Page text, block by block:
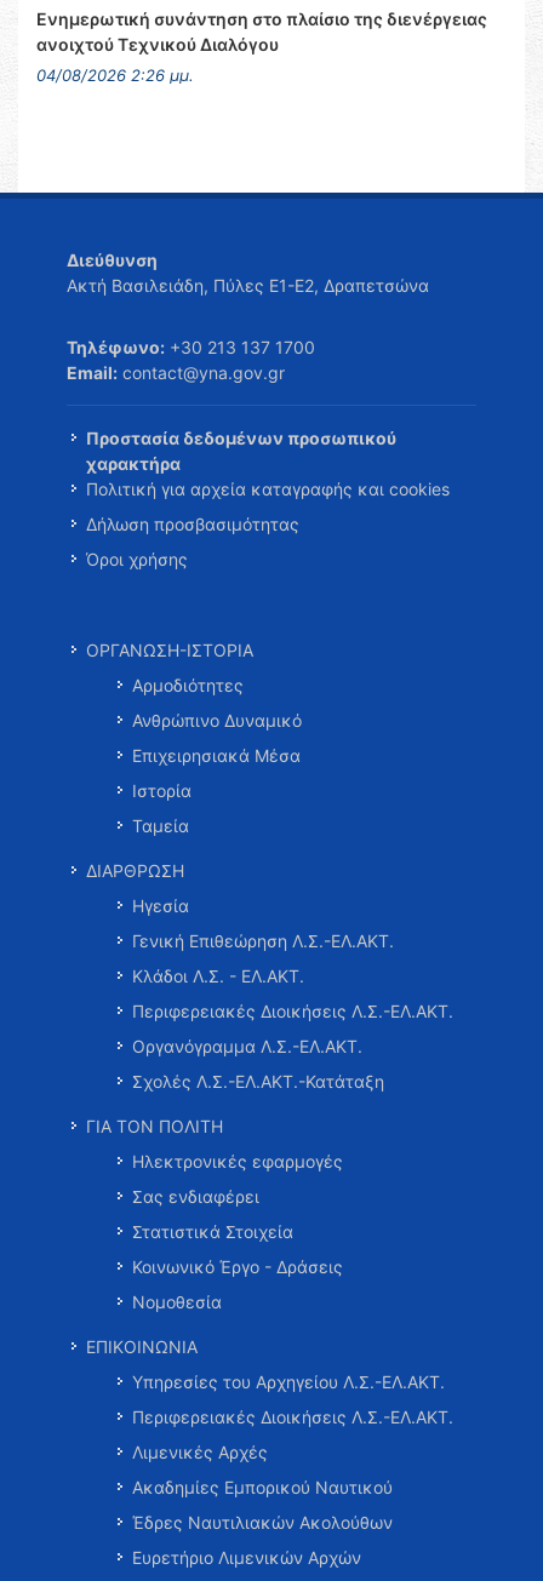
Ενημερωτική συνάντηση στο πλαίσιο της διενέργειας
ανοιχτού Τεχνικού Διαλόγου
04/08/2026 2:26 μμ.
Διεύθυνση
Ακτή Βασιλειάδη, Πύλες Ε1-Ε2, Δραπετσώνα
Τηλέφωνο: +30 213 137 1700
Email: contact@yna.gov.gr
Προστασία δεδομένων προσωπικού
χαρακτήρα
Πολιτική για αρχεία καταγραφής και cookies
Δήλωση προσβασιμότητας
Όροι χρήσης
ΟΡΓΑΝΩΣΗ-ΙΣΤΟΡΙΑ
Αρμοδιότητες
Ανθρώπινο Δυναμικό
Επιχειρησιακά Μέσα
Ιστορία
Ταμεία
ΔΙΑΡΘΡΩΣΗ
Ηγεσία
Γενική Επιθεώρηση Λ.Σ.-ΕΛ.ΑΚΤ.
Κλάδοι Λ.Σ. - ΕΛ.ΑΚΤ.
Περιφερειακές Διοικήσεις Λ.Σ.-ΕΛ.ΑΚΤ.
Οργανόγραμμα Λ.Σ.-ΕΛ.ΑΚΤ.
Σχολές Λ.Σ.-ΕΛ.ΑΚΤ.-Κατάταξη
ΓΙΑ ΤΟΝ ΠΟΛΙΤΗ
Ηλεκτρονικές εφαρμογές
Σας ενδιαφέρει
Στατιστικά Στοιχεία
Κοινωνικό Έργο - Δράσεις
Νομοθεσία
ΕΠΙΚΟΙΝΩΝΙΑ
Υπηρεσίες του Αρχηγείου Λ.Σ.-ΕΛ.ΑΚΤ.
Περιφερειακές Διοικήσεις Λ.Σ.-ΕΛ.ΑΚΤ.
Λιμενικές Αρχές
Ακαδημίες Εμπορικού Ναυτικού
Έδρες Ναυτιλιακών Ακολούθων
Ευρετήριο Λιμενικών Αρχών